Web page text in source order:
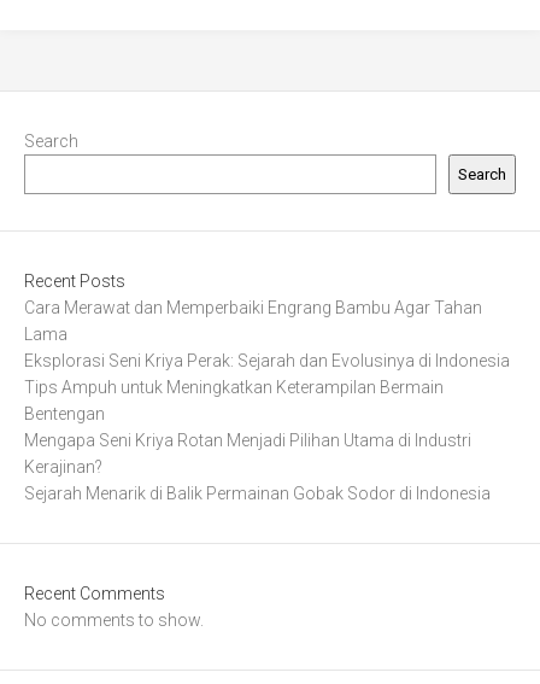
Search
Search
Recent Posts
Cara Merawat dan Memperbaiki Engrang Bambu Agar Tahan
Lama
Eksplorasi Seni Kriya Perak: Sejarah dan Evolusinya di Indonesia
Tips Ampuh untuk Meningkatkan Keterampilan Bermain
Bentengan
Mengapa Seni Kriya Rotan Menjadi Pilihan Utama di Industri
Kerajinan?
Sejarah Menarik di Balik Permainan Gobak Sodor di Indonesia
Recent Comments
No comments to show.